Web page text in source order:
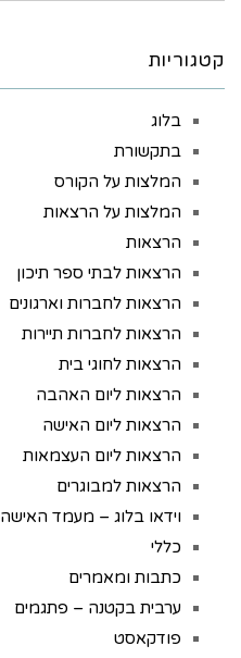
קטגוריות
בלוג
בתקשורת
המלצות על הקורס
המלצות על הרצאות
הרצאות
הרצאות לבתי ספר תיכון
הרצאות לחברות וארגונים
הרצאות לחברות תיירות
הרצאות לחוגי בית
הרצאות ליום האהבה
הרצאות ליום האישה
הרצאות ליום העצמאות
הרצאות למבוגרים
וידאו בלוג – מעמד האישה
כללי
כתבות ומאמרים
ערבית בקטנה – פתגמים
פודקאסט